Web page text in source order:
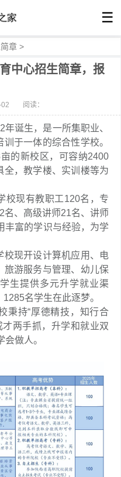
☰
章 >
中心招生简章，报
阅读：
诞生，是一所集职业、
于一体的综合性学校。
的新校区，可容纳2400
全，教学楼、实训楼等为
校现有教职工120名，专
名、高级讲师21名、讲师
丰富的学识与经验，为学
校现开设计算机应用、电
旅游服务与管理、幼儿保
生提供多元升学就业渠
名学生在此逐梦。
秉持“厚德精技，知行合
才两手抓，升学和就业双
做人。